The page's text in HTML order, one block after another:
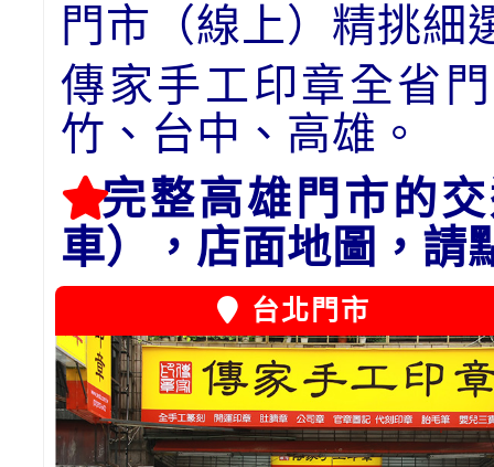
門市（線上）精挑細
傳家手工印章全省
竹、台中、高雄。
完整高雄門市的
車），店面地圖，請
台北門市